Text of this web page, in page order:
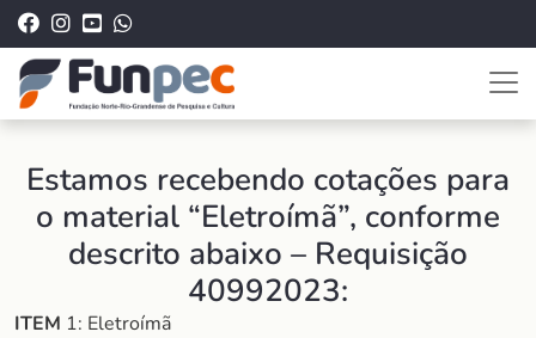
Estamos recebendo cotações para
o material “Eletroímã”, conforme
descrito abaixo – Requisição
40992023:
ITEM 1: Eletroímã